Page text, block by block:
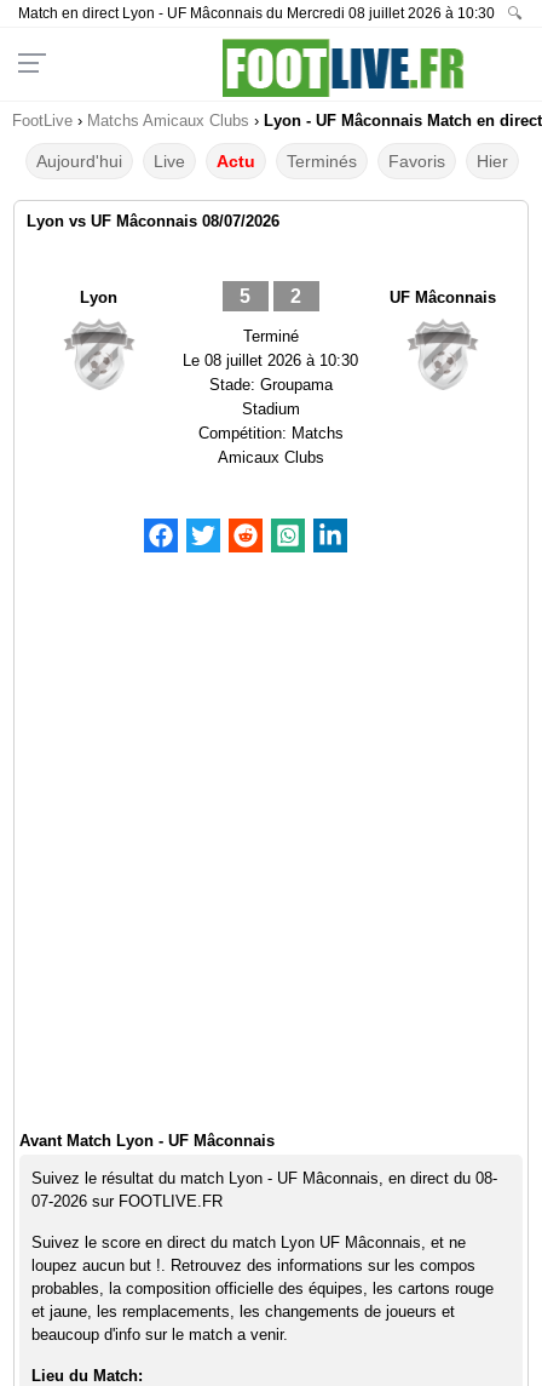
Match en direct Lyon - UF Mâconnais du Mercredi 08 juillet 2026 à 10:30 🔍
FootLive › Matchs Amicaux Clubs › Lyon - UF Mâconnais Match en
Aujourd'hui Live Actu Terminés Favoris Hier
Lyon vs UF Mâconnais 08/07/2026
Lyon 5 2
Terminé
Le08 juillet 2026 à 10:30
Stade: Groupama
Stadium
Compétition: Matchs
Amicaux Clubs
UF Mâconnais
Avant Match Lyon - UF Mâconnais
Suivez le résultat du match Lyon - UF Mâconnais, en direct du 08-
07-2026 sur FOOTLIVE.FR
Suivez le score en direct du match Lyon UF Mâconnais, et ne
loupez aucun but !. Retrouvez des informations sur les compos
probables, la composition officielle des équipes, les cartons rouge
et jaune, les remplacements, les changements de joueurs et
beaucoup d'info sur le match a venir.
Lieu du Match: